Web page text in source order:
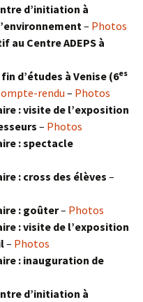
d’initiation à
– Photos
au Centre ADEPS à
d’études à Venise (6es
rendu – Photos
: visite de l’exposition
– Photos
: spectacle
: cross des élèves –
: goûter– Photos
: visite de l’exposition
– Photos
: inauguration de
d’initiation à